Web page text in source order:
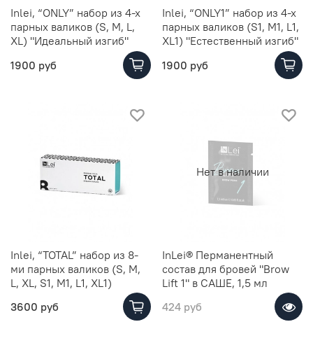
Inlei, “ONLY” набор из 4-х
парных валиков (S, M, L,
XL) "Идеальный изгиб"
1900 руб
Inlei, “ONLY1” набор из 4-х
парных валиков (S1, M1, L1,
XL1) "Естественный изгиб"
1900 руб
Inlei, “TOTAL” набор из 8-
ми парных валиков (S, M,
L, XL, S1, M1, L1, XL1)
3600 руб
Нет в наличии
InLei® Перманентный
состав для бровей "Brow
Lift 1" в САШЕ, 1,5 мл
424 руб